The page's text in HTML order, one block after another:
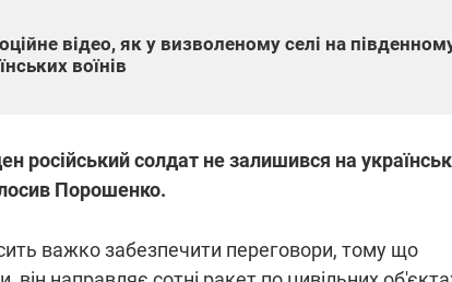
відео, як у визволеному селі на
воїнів
солдат не залишився на
Порошенко.
важко забезпечити переговори, тому що
– подробиці
браслет стеження
підтримайте
військкорів "5 каналу",